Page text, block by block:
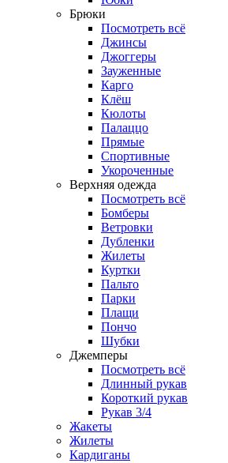
Брюки
Посмотреть всё
Джинсы
Джоггеры
Зауженные
Карго
Клёш
Кюлоты
Палаццо
Прямые
Спортивные
Укороченные
Верхняя одежда
Посмотреть всё
Бомберы
Ветровки
Дубленки
Жилеты
Куртки
Пальто
Парки
Плащи
Пончо
Шубки
Джемперы
Посмотреть всё
Длинный рукав
Короткий рукав
Рукав 3/4
Жакеты
Жилеты
Кардиганы